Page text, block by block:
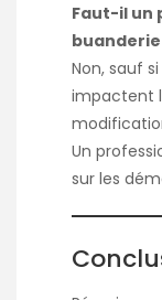
Faut-il un
buanderie
Non, sauf
impactent
Un
sur les